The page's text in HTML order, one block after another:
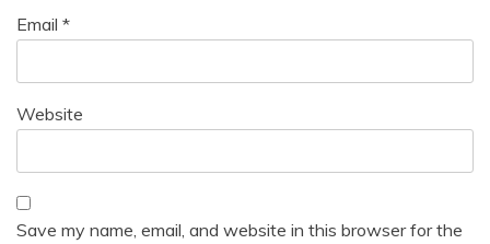
Email *
Website
Save my name, email, and website in this browser for the